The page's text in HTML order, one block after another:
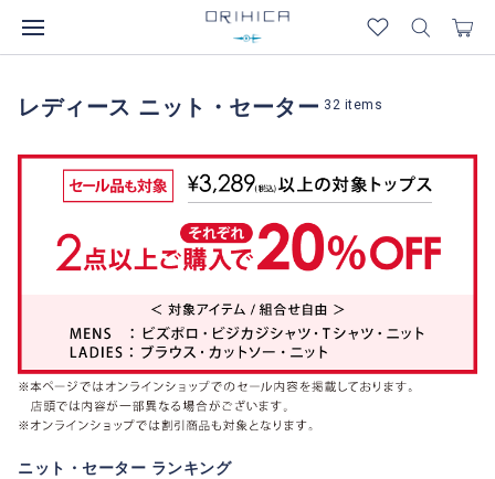
レディース ニット・セーター 32 items
ニット・セーター ランキング